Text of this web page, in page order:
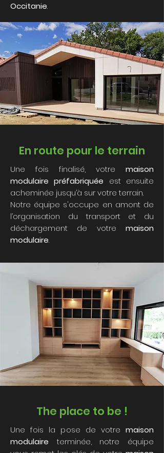
En route pour le terrain
Une fois finalisé, votre maison
modulaire préfabriquée est ensuite
acheminée jusqu’à sur votre terrain.
Notre équipe s'occupe en amont de
l’organisation du transport et du
déchargement de votre maison
modulaire.
The place to be !
Une fois la pose de votre maison
modulaire terminée, notre équipe
Occitanie.